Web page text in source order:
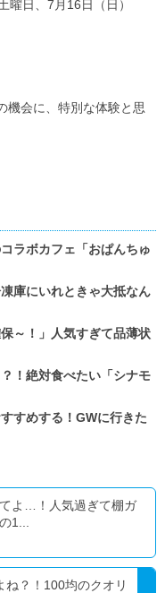
日、7月16日（日）
機会に、特別な体験と思
ラボカフェ「おぱんちゅ
庫にいれときゃ大抵なん
～！」人気すぎて品薄状
！絶対食べたい「シナモ
すめする！GWに行きた
よ…！人気過ぎて棚ガ
1...
ね？！100均のクオリ